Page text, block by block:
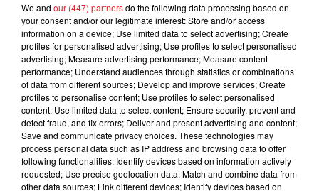
Jay-Z se bat contre la grand-mère
d'un homme prétendant être son fils
Cassie met fin à une ex-escorte
masculine dans sa bataille...
We and our (447) partnersdo the following data processing based on
your consent and/or our legitimate interest: Store and/or access
information on a device; Use limited data to select advertising; Create
profiles for personalised advertising; Use profiles to select personalised
advertising; Measure advertising performance; Measure content
performance; Understand audiences through statistics or combinations
of data from different sources; Develop and improve services; Create
profiles to personalise content; Use profiles to select personalised
content; Use limited data to select content; Ensure security, prevent and
detect fraud, and fix errors; Deliver and present advertising and content;
Save and communicate privacy choices. These technologies may
process personal data such as IP address and browsing data to offer
following functionalities: Identify devices based on information actively
requested; Use precise geolocation data; Match and combine data from
other data sources; Link different devices; Identify devices based on